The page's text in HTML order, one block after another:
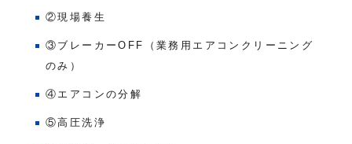
②現場養生
③ブレーカーOFF（業務用エアコンクリーニング
のみ）
④エアコンの分解
⑤高圧洗浄